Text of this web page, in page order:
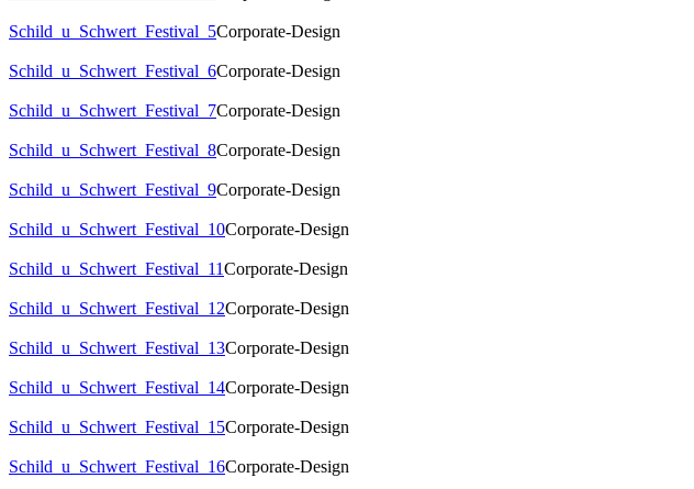
Schild_u_Schwert_Festival_5Corporate-Design
Schild_u_Schwert_Festival_6Corporate-Design
Schild_u_Schwert_Festival_7Corporate-Design
Schild_u_Schwert_Festival_8Corporate-Design
Schild_u_Schwert_Festival_9Corporate-Design
Schild_u_Schwert_Festival_10Corporate-Design
Schild_u_Schwert_Festival_11Corporate-Design
Schild_u_Schwert_Festival_12Corporate-Design
Schild_u_Schwert_Festival_13Corporate-Design
Schild_u_Schwert_Festival_14Corporate-Design
Schild_u_Schwert_Festival_15Corporate-Design
Schild_u_Schwert_Festival_16Corporate-Design